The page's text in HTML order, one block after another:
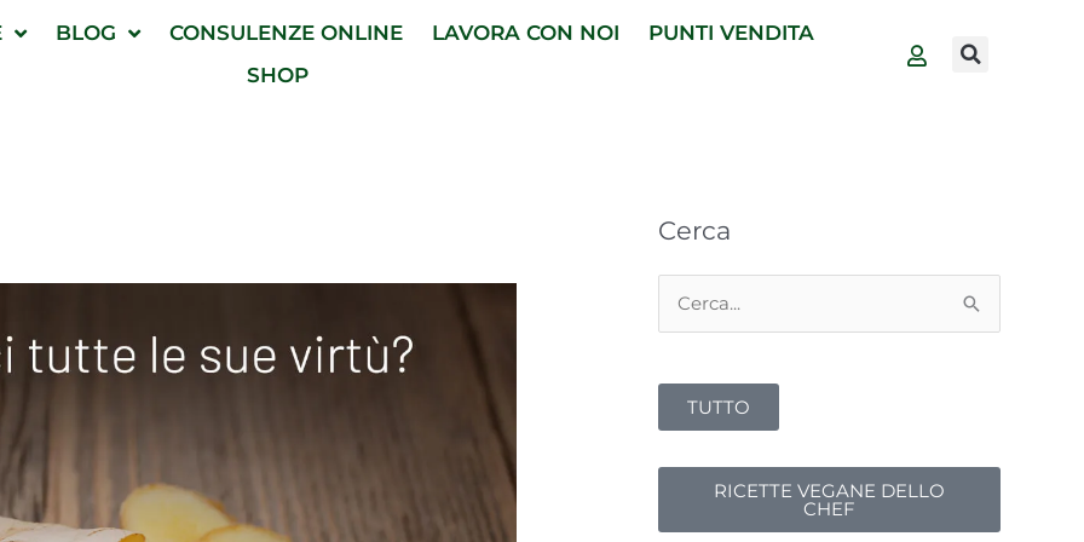
BLOG CONSULENZE ONLINE LAVORA CON NOI
PUNTI VENDITA
SHOP
Cerca
Cerca:
TUTTO
RICETTE VEGANE DELLO
CHEF